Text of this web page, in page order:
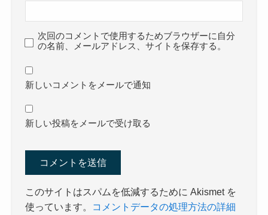
次回のコメントで使用するためブラウザーに自分
の名前、メールアドレス、サイトを保存する。
新しいコメントをメールで通知
新しい投稿をメールで受け取る
このサイトはスパムを低減するために Akismet を
使っています。
コメントデータの処理方法の詳細